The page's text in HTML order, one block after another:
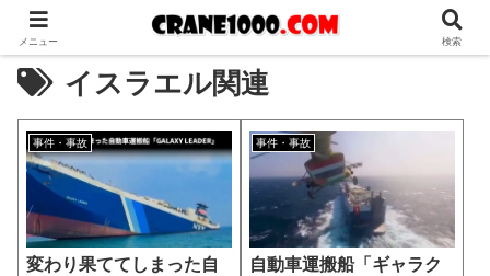
イスラエル関連
事件・事故
変わり果ててしまった自
事件・事故
自動車運搬船「ギャラク
メニュー 検索